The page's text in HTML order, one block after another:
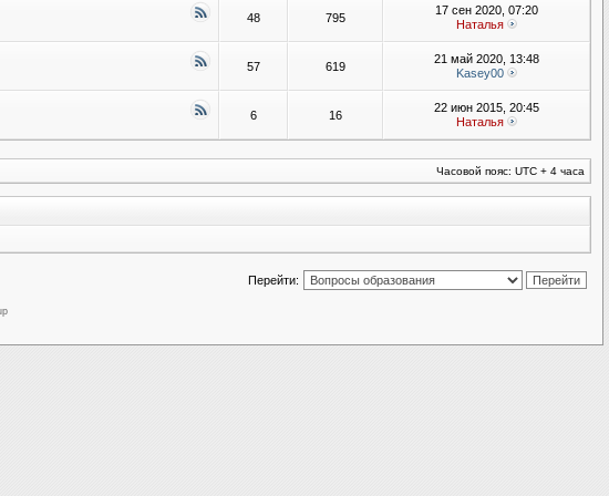
48 795
17 сен 2020, 07:20
Наталья
57 619
21 май 2020, 13:48
Kasey00
6 16
22 июн 2015, 20:45
Наталья
Часовой пояс: UTC + 4 часа
Перейти: